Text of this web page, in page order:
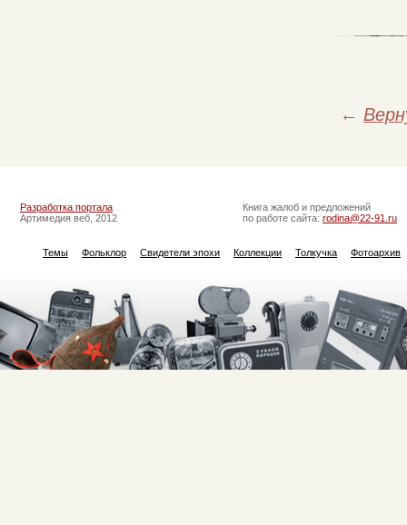
←
Разработка портала
Артимедия веб, 2012
Книга жалоб и предложений
по работе сайта: rodina@22-91.ru
Темы Фольклор Свидетели эпохи Коллекции Толкучка Фотоархив